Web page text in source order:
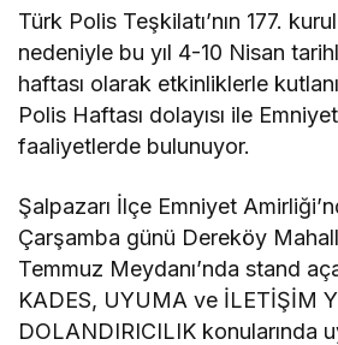
Türk Polis Teşkilatı’nın 177.
nedeniyle bu yıl 4-10 Nisan
haftası olarak etkinliklerle
Polis Haftası dolayısı ile
faaliyetlerde bulunuyor.
Şalpazarı İlçe Emniyet
Çarşamba günü Dereköy
Temmuz Meydanı’nda stand
KADES, UYUMA ve İLETİŞİM
DOLANDIRICILIK konularında